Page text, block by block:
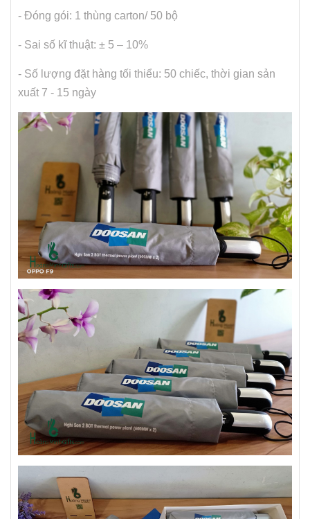
- Đóng gói: 1 thùng carton/ 50 bộ
- Sai số kĩ thuật: ± 5 – 10%
- Số lượng đặt hàng tối thiểu: 50 chiếc, thời gian sản
xuất 7 - 15 ngày